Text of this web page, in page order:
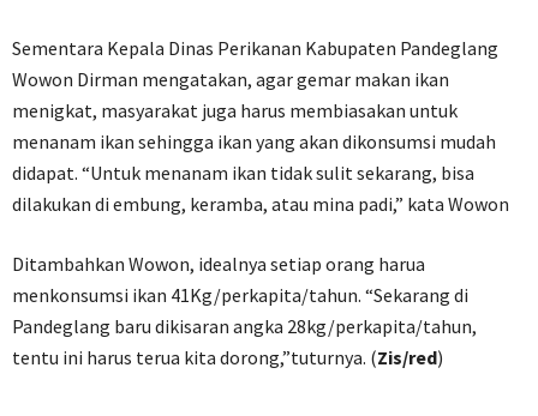
Sementara Kepala Dinas Perikanan Kabupaten Pandeglang
Wowon Dirman mengatakan, agar gemar makan ikan
menigkat, masyarakat juga harus membiasakan untuk
menanam ikan sehingga ikan yang akan dikonsumsi mudah
didapat. “Untuk menanam ikan tidak sulit sekarang, bisa
dilakukan di embung, keramba, atau mina padi,” kata Wowon
Ditambahkan Wowon, idealnya setiap orang harua
menkonsumsi ikan 41Kg/perkapita/tahun. “Sekarang di
Pandeglang baru dikisaran angka 28kg/perkapita/tahun,
tentu ini harus terua kita dorong,”tuturnya. (Zis/red)